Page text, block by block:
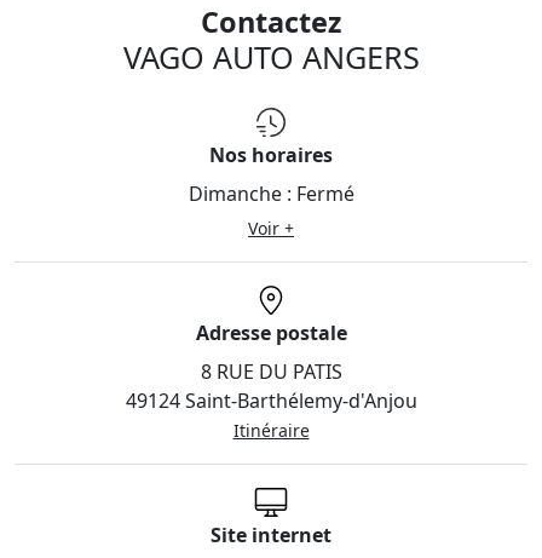
Contactez
VAGO AUTO ANGERS
Nos horaires
Dimanche : Fermé
Voir +
Adresse postale
8 RUE DU PATIS
49124 Saint-Barthélemy-d'Anjou
Itinéraire
Site internet